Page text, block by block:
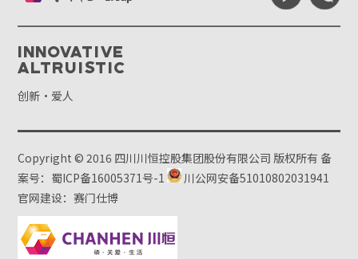
Innovative
Altruistic
创新·爱人
Copyright © 2016 四川川恒控股集团股份有限公司 版权所有备
案号：蜀ICP备16005371号-1
川公网安备51010802031941
官网建设：赛门仕博